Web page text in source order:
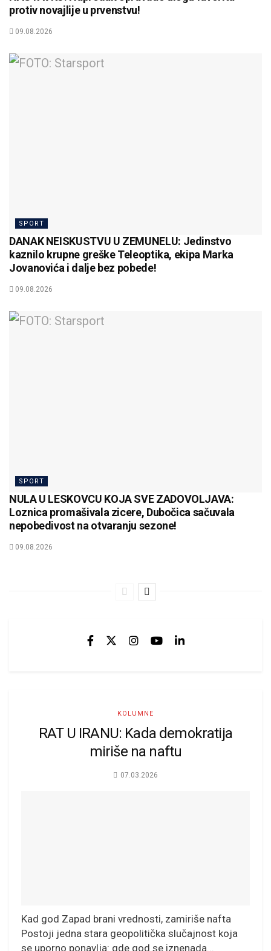
protiv novajlije u prvenstvu!
09.08.2026
SPORT
DANAK NEISKUSTVU U ZEMUNELU: Jedinstvo
kaznilo krupne greške Teleoptika, ekipa Marka
Jovanovića i dalje bez pobede!
09.08.2026
SPORT
NULA U LESKOVCU KOJA SVE ZADOVOLJAVA:
Loznica promašivala zicere, Dubočica sačuvala
nepobedivost na otvaranju sezone!
09.08.2026
KOLUMNE
RAT U IRANU: Kada demokratija
miriše na naftu
07.03.2026
Kad god Zapad brani vrednosti, zamiriše nafta
Postoji jedna stara geopolitička slučajnost koja
se uporno ponavlja: gde god se iznenada...